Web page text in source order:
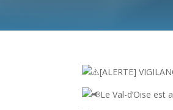
[ALERTE]
Le Val-d’Oise est